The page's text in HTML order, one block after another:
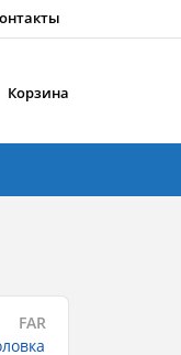
Корзина
FAR